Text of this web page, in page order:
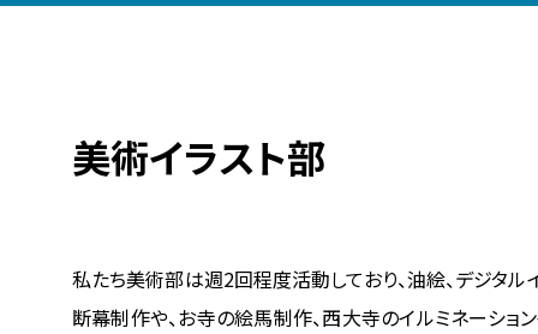
美術イラスト部
私たち美術部は週2回程度活動しており、油絵、デジタル
断幕制作や、お寺の絵馬制作、西大寺のイルミネーショ